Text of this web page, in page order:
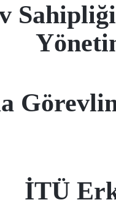
İTÜ